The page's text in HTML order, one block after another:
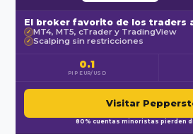
El broker favorito de los traders
✓ MT4, MT5, cTrader y TradingView
✓ Scalping sin restricciones
0.1
PIP EUR/USD
Visitar
80% cuentas minoristas pierden